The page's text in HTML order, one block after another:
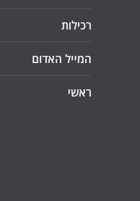
רכילות
המייל האדום
ראשי